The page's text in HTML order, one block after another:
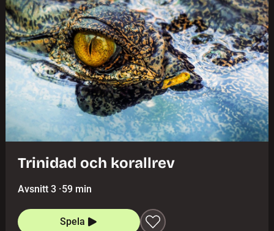
Trinidad och korallrev
Avsnitt 3 ·59 min
Spela